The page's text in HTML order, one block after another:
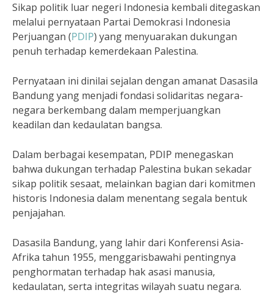
Sikap politik luar negeri Indonesia kembali ditegaskan
melalui pernyataan Partai Demokrasi Indonesia
Perjuangan (PDIP) yang menyuarakan dukungan
penuh terhadap kemerdekaan Palestina.
Pernyataan ini dinilai sejalan dengan amanat Dasasila
Bandung yang menjadi fondasi solidaritas negara-
negara berkembang dalam memperjuangkan
keadilan dan kedaulatan bangsa.
Dalam berbagai kesempatan, PDIP menegaskan
bahwa dukungan terhadap Palestina bukan sekadar
sikap politik sesaat, melainkan bagian dari komitmen
historis Indonesia dalam menentang segala bentuk
penjajahan.
Dasasila Bandung, yang lahir dari Konferensi Asia-
Afrika tahun 1955, menggarisbawahi pentingnya
penghormatan terhadap hak asasi manusia,
kedaulatan, serta integritas wilayah suatu negara.